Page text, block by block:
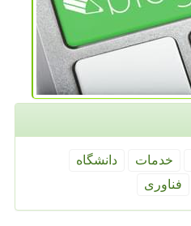
خدمات
دانشگاه
فناوری